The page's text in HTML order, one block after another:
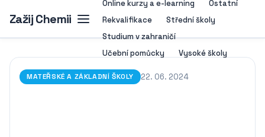
Zažij Chemii
Online kurzy a e-learning
Ostatní
Rekvalifikace
Střední školy
Studium v zahraničí
Učební pomůcky
Vysoké školy
MATEŘSKÉ A ZÁKLADNÍ ŠKOLY 22. 06. 2024